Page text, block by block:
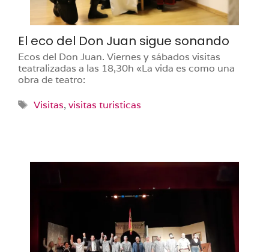
El eco del Don Juan sigue sonando
Ecos del Don Juan. Viernes y sábados visitas
teatralizadas a las 18,30h «La vida es como una
obra de teatro:
Etiquetas
Visitas, visitas turisticas